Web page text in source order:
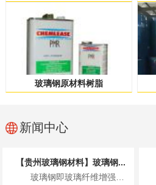
玻璃钢原材料树脂
新闻中心
【贵州玻璃钢材料】玻璃钢...
玻璃钢即玻璃纤维增强塑料，由树脂基体与玻璃纤维复合成型，依托特殊材料结构，拥有...